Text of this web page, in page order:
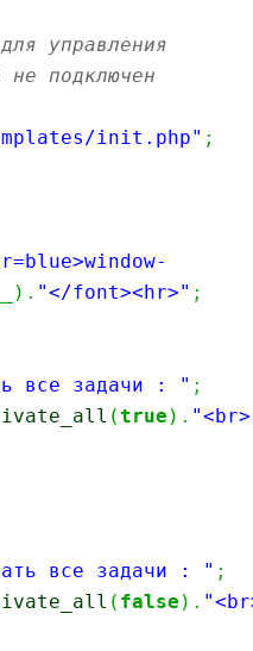
управления
не подключен
init.php" ;
) . "</font><hr>" ;
все задачи : " ;
(true ) .
все задачи : " ;
( false ) .